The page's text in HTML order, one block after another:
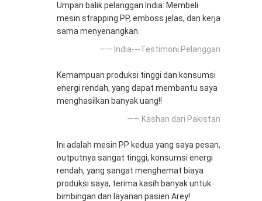
Umpan balik pelanggan India: Membeli
mesin strapping PP, emboss jelas, dan kerja
sama menyenangkan.
—— India---Testimoni Pelanggan
Kemampuan produksi tinggi dan konsumsi
energi rendah, yang dapat membantu saya
menghasilkan banyak uang!!
—— Kashan dari Pakistan
Ini adalah mesin PP kedua yang saya pesan,
outputnya sangat tinggi, konsumsi energi
rendah, yang sangat menghemat biaya
produksi saya, terima kasih banyak untuk
bimbingan dan layanan pasien Arey!